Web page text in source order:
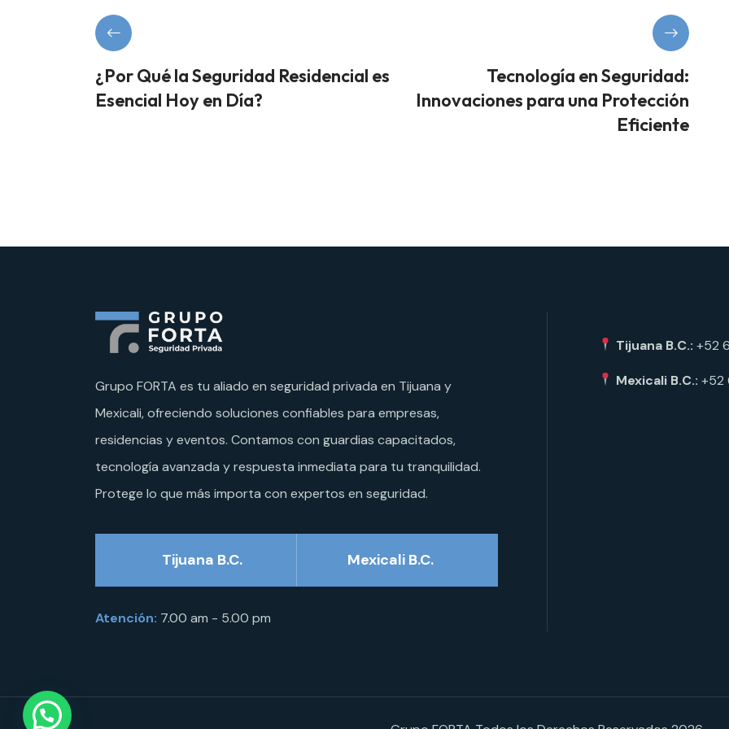
¿Por Qué la Seguridad Residencial es
Esencial Hoy en Día?
Tecnología en Seguridad:
Innovaciones para una Protección
Eficiente
Grupo FORTA es tu aliado en seguridad privada en Tijuana y
Mexicali, ofreciendo soluciones confiables para empresas,
residencias y eventos. Contamos con guardias capacitados,
tecnología avanzada y respuesta inmediata para tu tranquilidad.
Protege lo que más importa con expertos en seguridad.
Tijuana B.C. Mexicali B.C.
Atención: 7.00 am - 5.00 pm
Tijuana B.C.: +52
Mexicali B.C.: +52